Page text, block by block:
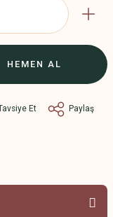
HEMEN AL
Et Paylaş